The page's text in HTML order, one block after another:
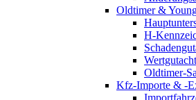
Oldtimer &
H-
Oldtimer-
Kfz-Importe & -